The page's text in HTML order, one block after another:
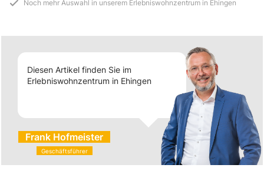
Noch mehr Auswahl in unserem Erlebniswohnzentrum in Ehingen
Diesen Artikel finden Sie im
Erlebniswohnzentrum in Ehingen
Frank Hofmeister
Geschäftsführer